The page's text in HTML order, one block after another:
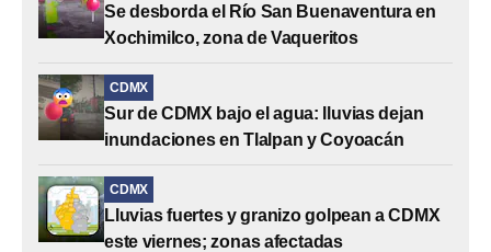
Se desborda el Río San Buenaventura en
Xochimilco, zona de Vaqueritos
CDMX
Sur de CDMX bajo el agua: lluvias dejan
inundaciones en Tlalpan y Coyoacán
CDMX
Lluvias fuertes y granizo golpean a CDMX
este viernes; zonas afectadas